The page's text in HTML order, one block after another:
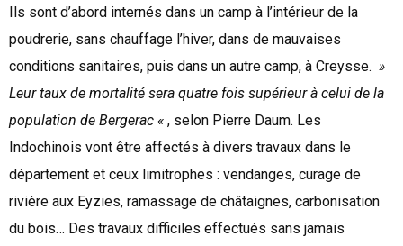
Ils sont d’abord internés dans un camp à l’intérieur de la
poudrerie, sans chauffage l’hiver, dans de mauvaises
conditions sanitaires, puis dans un autre camp, à Creysse. »
Leur taux de mortalité sera quatre fois supérieur à celui de la
population de Bergerac « , selon Pierre Daum. Les
Indochinois vont être affectés à divers travaux dans le
département et ceux limitrophes : vendanges, curage de
rivière aux Eyzies, ramassage de châtaignes, carbonisation
du bois… Des travaux difficiles effectués sans jamais